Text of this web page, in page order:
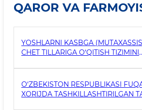
QAROR VA
YOSHLARNI KASBGA
CHET TILLARIGA O‘QITISH TIZIMINI
TO‘G‘RISIDA
O‘ZBEKISTON RESPUBLIKASI
XORIJDA TASHKILLASHTIRILGAN